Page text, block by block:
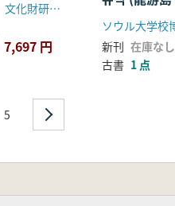
文化財管理局 文化財研究所
7,697 円
旺洞1遺蹟)
新刊 在庫なし
古書 1 点
5